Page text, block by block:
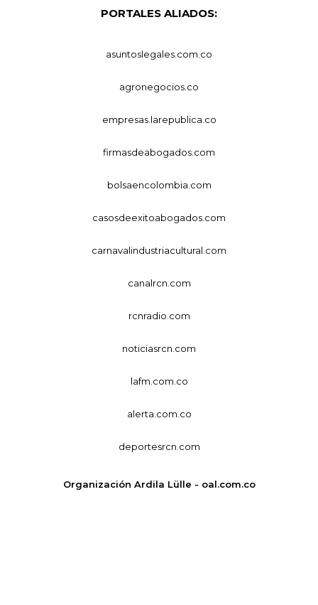
PORTALES ALIADOS:
asuntoslegales.com.co
agronegocios.co
empresas.larepublica.co
firmasdeabogados.com
bolsaencolombia.com
casosdeexitoabogados.com
carnavalindustriacultural.com
canalrcn.com
rcnradio.com
noticiasrcn.com
lafm.com.co
alerta.com.co
deportesrcn.com
Organización Ardila Lülle - oal.com.co